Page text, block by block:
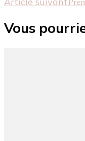
d'article
Vous